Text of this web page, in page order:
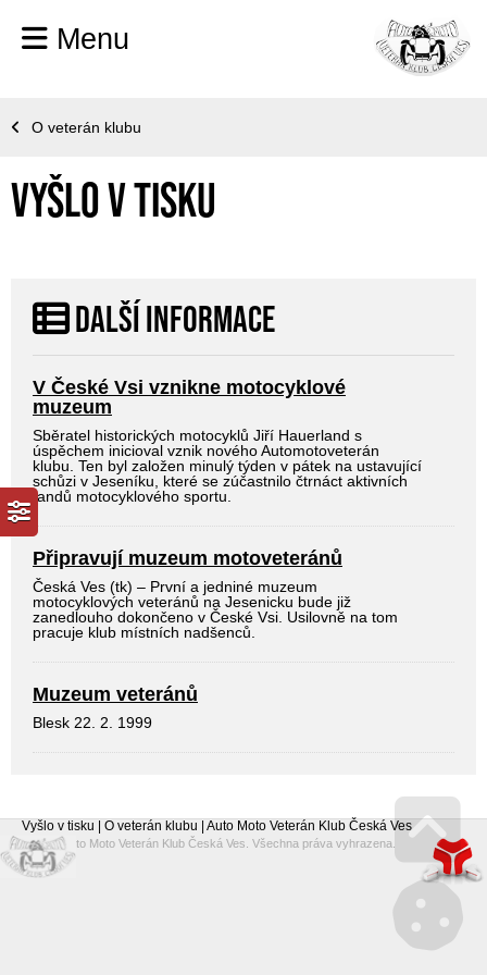
Menu
O veterán klubu
Vyšlo v tisku
Další informace
V České Vsi vznikne motocyklové
muzeum
Sběratel historických motocyklů Jiří Hauerland s
úspěchem inicioval vznik nového Automotoveterán
klubu. Ten byl založen minulý týden v pátek na ustavující
schůzi v Jeseníku, které se zúčastnilo čtrnáct aktivních
fandů motocyklového sportu.
Připravují muzeum motoveteránů
Česká Ves (tk) – První a jedniné muzeum
motocyklových veteránů na Jesenicku bude již
zanedlouho dokončeno v České Vsi. Usilovně na tom
pracuje klub místních nadšenců.
Muzeum veteránů
Blesk 22. 2. 1999
Vyšlo v tisku | O veterán klubu | Auto Moto Veterán Klub Česká Ves
© 2026 Auto Moto Veterán Klub Česká Ves. Všechna práva vyhrazena.
Go